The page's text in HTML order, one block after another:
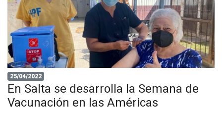
25/04/2022
En Salta se desarrolla la Semana de
Vacunación en las Américas